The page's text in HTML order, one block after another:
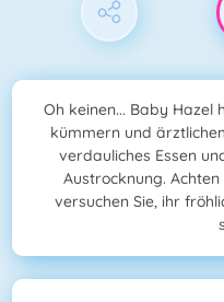
Oh keinen... Baby Hazel
kümmern und
verdauliches Essen
Austrocknung.
versuchen Sie, ihr